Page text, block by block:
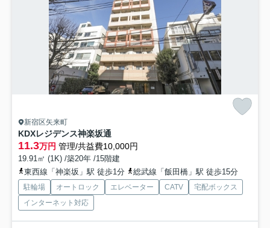
新宿区矢来町
KDXレジデンス神楽坂通
11.3万円 管理/共益費10,000円
19.91㎡ (1K) /築20年 /15階建
東西線「神楽坂」駅 徒歩1分
総武線「飯田橋」駅 徒歩15分
駐輪場 オートロック エレベーター CATV
宅配ボックス
インターネット対応